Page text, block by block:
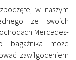
w naszym
ze swoich
Mercedes-
bagażnika może
zawilgoceniem